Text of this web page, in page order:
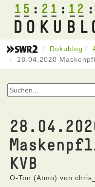
15 21 12
Dokublog
28.04.2020
KVB
O-Ton (Atmo) von